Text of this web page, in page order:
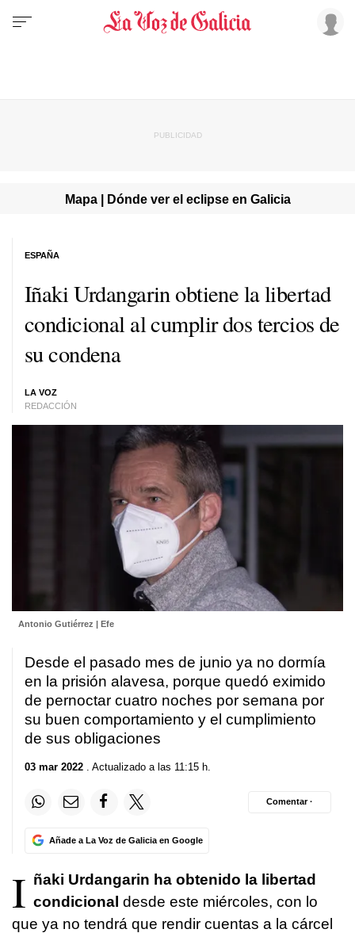
Mapa | Dónde ver el eclipse en Galicia
Iñaki Urdangarin obtiene la libertad
condicional al cumplir dos tercios de
su condena
LA VOZ
REDACCIÓN
ESPAÑA
Antonio Gutiérrez | Efe
Desde el pasado mes de junio ya no dormía
en la prisión alavesa, porque quedó eximido
de pernoctar cuatro noches por semana por
su buen comportamiento y el cumplimiento
de sus obligaciones
03 mar 2022 . Actualizado a las 11:15 h.
Añade a La Voz de Galicia en Google
Comentar ·
I ñaki Urdangarin ha obtenido la libertad
condicional desde este miércoles, con lo
que ya no tendrá que rendir cuentas a la cárcel